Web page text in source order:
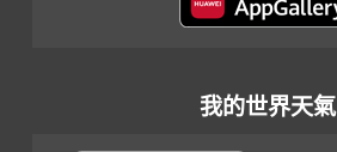
我的世界天氣